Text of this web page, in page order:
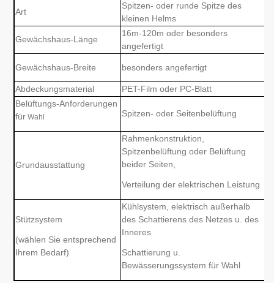
Art
Spitzen- oder runde Spitze des
kleinen Helms
Gewächshaus-Länge
16m-120m oder besonders
angefertigt
Gewächshaus-Breite besonders angefertigt
Abdeckungsmaterial
PET-Film oder PC-Blatt
Belüftungs-Anforderungen
für Wahl Spitzen- oder Seitenbelüftung
Grundausstattung
Rahmenkonstruktion,
Spitzenbelüftung oder Belüftung
beider Seiten,
Verteilung der elektrischen Leistung
Stützsystem
(wählen Sie entsprechend
Ihrem Bedarf)
Kühlsystem, elektrisch außerhalb
des Schattierens des Netzes u. des
Inneres
Schattierung u.
Bewässerungssystem für Wahl